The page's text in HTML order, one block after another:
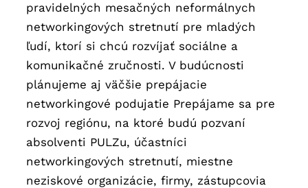
pravidelných mesačných neformálnych
networkingových stretnutí pre mladých
ľudí, ktorí si chcú rozvíjať sociálne a
komunikačné zručnosti. V budúcnosti
plánujeme aj väčšie prepájacie
networkingové podujatie Prepájame sa pre
rozvoj regiónu, na ktoré budú pozvaní
absolventi PULZu, účastníci
networkingových stretnutí, miestne
neziskové organizácie, firmy, zástupcovia